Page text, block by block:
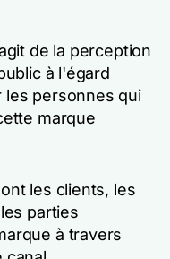
de la perception
à l'égard
les personnes qui
marque
les clients, les
parties
à travers